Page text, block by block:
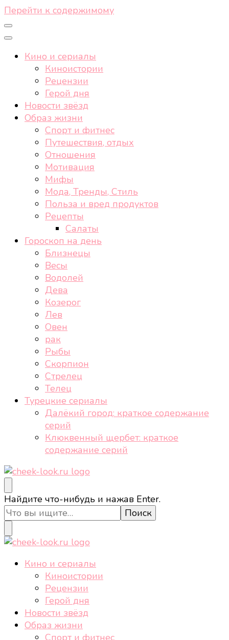
Перейти к содержимому
Кино и сериалы
Киноистории
Рецензии
Герой дня
Новости звёзд
Образ жизни
Спорт и фитнес
Путешествия, отдых
Отношения
Мотивация
Мифы
Мода, Тренды, Стиль
Польза и вред продуктов
Рецепты
Салаты
Гороскоп на день
Близнецы
Весы
Водолей
Дева
Козерог
Лев
Овен
рак
Рыбы
Скорпион
Стрелец
Телец
Турецкие сериалы
Далёкий город: краткое содержание
серий
Клюквенный щербет: краткое
содержание серий
cheek-look.ru
Женский сайт о звездах и кино, а также трендах,
здоровом образе жизни, спорте, стиле, отдыхе и
еде.
Ищите
что-
то?
Найдите что-нибудь и нажав Enter.
cheek-look.ru
Женский сайт о звездах и кино, а также трендах,
здоровом образе жизни, спорте, стиле, отдыхе и
Кино и сериалы
Киноистории
Рецензии
Герой дня
Новости звёзд
Образ жизни
Спорт и фитнес